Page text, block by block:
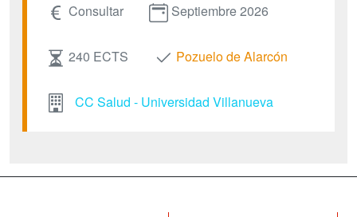
Consultar Septiembre 2026
240 ECTS Pozuelo de Alarcón
CC Salud - Universidad Villanueva